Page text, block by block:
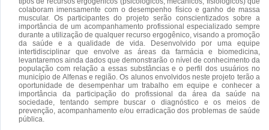
colaboram imensamente com o desempenho físico e ganho de massa
muscular. Os participantes do projeto serão conscientizados sobre a
importância de um acompanhamento profissional especializado sempre
durante a utilização de qualquer recurso ergogênico, visando a promoção
da saúde e a qualidade de vida. Desenvolvido por uma equipe
intertidisciplinar que envolve as áreas da farmácia e biomedicina,
levantaremos ainda dados que demonstrarão o nível de conhecimento da
população com relação a essas substâncias e o perfil dos usuários no
município de Alfenas e região. Os alunos envolvidos neste projeto terão a
oportunidade de desempenhar um trabalho em equipe e conhecer a
importância da participação do profissional da área da saúde na
sociedade, tentando sempre buscar o diagnóstico e os meios de
prevenção, acompanhamento e/ou erradicação dos problemas de saúde
pública.